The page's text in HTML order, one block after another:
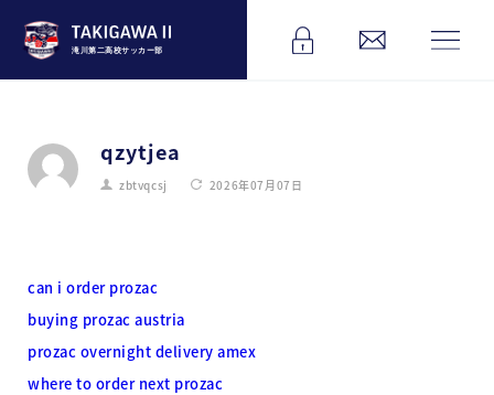
滝川第二高校サッカー部
qzytjea
zbtvqcsj 2026年07月07日
can i order prozac
buying prozac austria
prozac overnight delivery amex
where to order next prozac